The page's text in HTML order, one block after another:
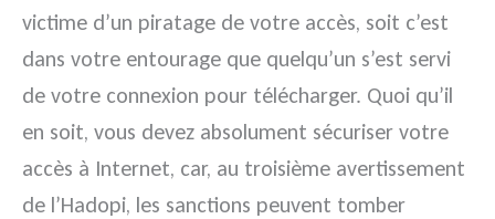
victime d’un piratage de votre accès, soit c’est
dans votre entourage que quelqu’un s’est servi
de votre connexion pour télécharger. Quoi qu’il
en soit, vous devez absolument sécuriser votre
accès à Internet, car, au troisième avertissement
de l’Hadopi, les sanctions peuvent tomber